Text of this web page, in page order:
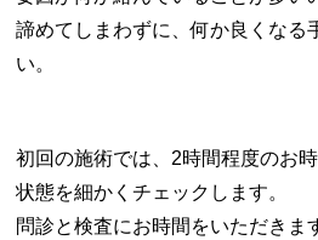
諦めてしまわずに、何か良くなる
い。
初回の施術では、2時間程度のお
状態を細かくチェックします。
問診と検査にお時間をいただきま